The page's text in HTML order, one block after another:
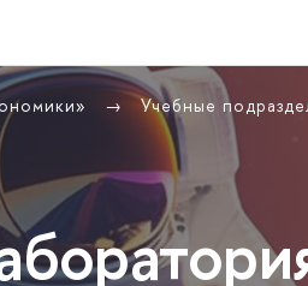
Учебные